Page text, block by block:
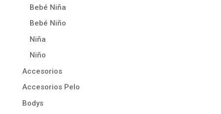
Bebé Niña
Bebé Niño
Niña
Niño
Accesorios
Accesorios Pelo
Bodys